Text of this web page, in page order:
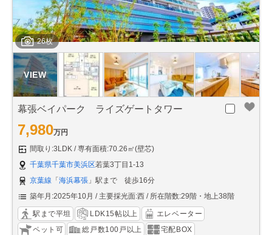
26枚
幕張ベイパーク ライズゲートタワー
7,980万円
間取り:3LDK
専有面積:70.26㎡(壁芯)
千葉県千葉市美浜区若葉3丁目1-13
京葉線 「 海浜幕張 」駅まで 徒歩16分
築年月:2025年10月
主要採光面:西 所在階数:29階・地上38階
駅まで平坦 LDK15帖以上
エレベーター
ペット可
総戸数100戸以上
宅配BOX